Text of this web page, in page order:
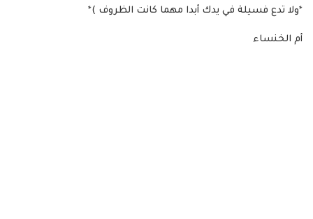
*ولا تدع فسيلة في يدك أبدا مهما كانت الظروف )*
أم الخنساء